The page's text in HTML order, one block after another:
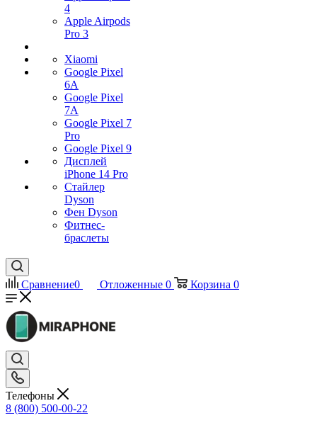
4
Apple Airpods
Pro 3
Xiaomi
Google Pixel
6A
Google Pixel
7А
Google Pixel 7
Pro
Google Pixel 9
Дисплей
iPhone 14 Pro
Стайлер
Dyson
Фен Dyson
Фитнес-
браслеты
Сравнение0 Отложенные 0 Корзина 0
Телефоны
8 (800) 500-00-22